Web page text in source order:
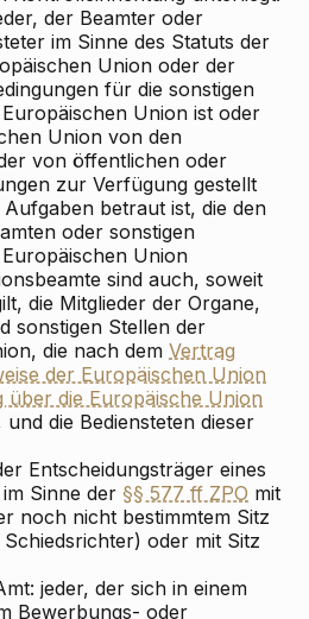
der Beamter oder
im Sinne des Statuts der
Union oder der
für die sonstigen
Union ist oder
Union von den
von öffentlichen oder
zur Verfügung gestellt
betraut ist, die den
oder sonstigen
Union
sind auch, soweit
die Mitglieder der Organe,
sonstigen Stellen der
die nach dem Vertrag
der Europäischen Union
über die Europäische Union
die Bediensteten dieser
Entscheidungsträger eines
Sinne der §§ 577 ff ZPO mit
noch nicht bestimmtem Sitz
oder mit Sitz
jeder, der sich in einem
Bewerbungs- oder